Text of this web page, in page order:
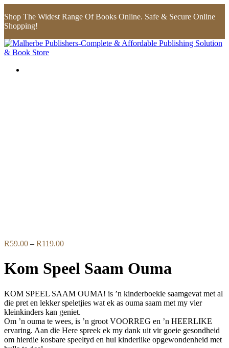
Shop The Widest Range Of Books Online. Safe & Secure Online
Shopping!
R59.00 – R119.00Price
R59.00
through
Kom Speel Saam Ouma
KOM SPEEL SAAM OUMA! is ’n kinderboekie saamgevat met al
die pret en lekker speletjies wat ek as ouma saam met my vier
kleinkinders kan geniet.
Om ’n ouma te wees, is ’n groot VOORREG en ’n HEERLIKE
ervaring. Aan die Here spreek ek my dank uit vir goeie gesondheid
om hierdie kosbare speeltyd en hul kinderlike opgewondenheid met